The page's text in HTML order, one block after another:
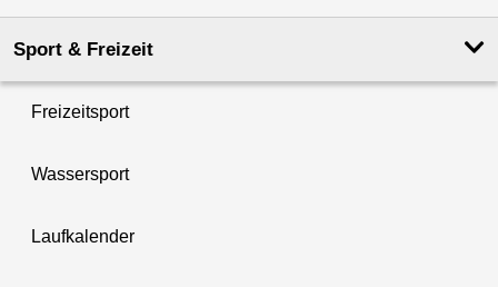
Sport & Freizeit
Freizeitsport
Wassersport
Laufkalender